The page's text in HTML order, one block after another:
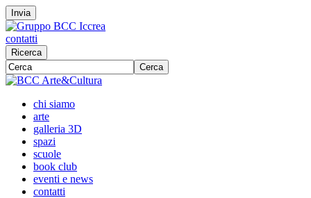
Invia
contatti
Ricerca
Cerca
chi siamo
arte
galleria 3D
spazi
scuole
book club
eventi e news
contatti